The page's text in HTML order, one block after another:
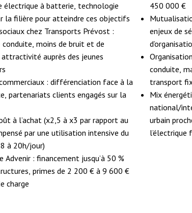
électrique à batterie, technologie
la filière pour atteindre ces objectifs
chez Transports Prévost :
moins de bruit et de
auprès des jeunes
: différenciation face à la
partenariats clients engagés sur la
à l’achat (x2,5 à x3 par rapport au
par une utilisation intensive du
à 20h/jour)
Advenir : financement jusqu’à 50 %
primes de 2 200 € à 9 600 €
charge
450 000 €
enjeux de
conduite,
transport
Mix
national/
urbain
l’électrique